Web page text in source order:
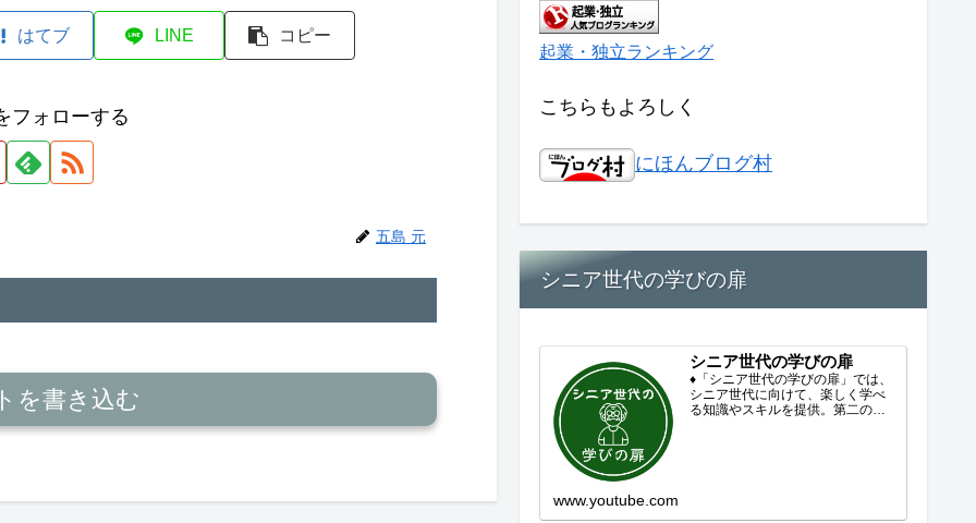
はてブ LINE コピー
フォローする
五島 元
を書き込む
起業・独立ランキング
こちらもよろしく
にほんブログ村
シニア世代の学びの扉
シニア世代の学びの扉
♦「シニア世代の学びの扉」では、
シニア世代に向けて、楽しく学べ
る知識やスキルを提供。第二の人
www.youtube.com